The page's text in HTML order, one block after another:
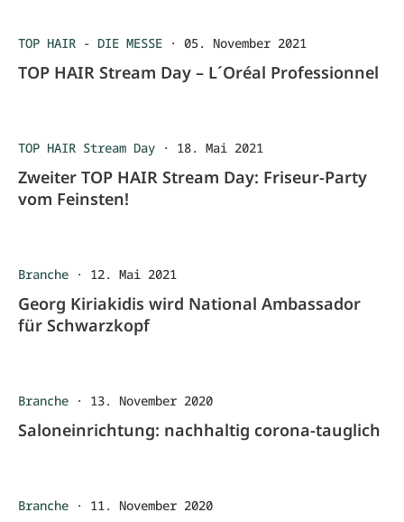
TOP HAIR - DIE MESSE · 05. November 2021
TOP HAIR Stream Day – L´Oréal Professionnel
TOP HAIR Stream Day · 18. Mai 2021
Zweiter TOP HAIR Stream Day: Friseur-Party
vom Feinsten!
Branche · 12. Mai 2021
Georg Kiriakidis wird National Ambassador
für Schwarzkopf
Branche · 13. November 2020
Saloneinrichtung: nachhaltig corona-tauglich
Branche · 11. November 2020